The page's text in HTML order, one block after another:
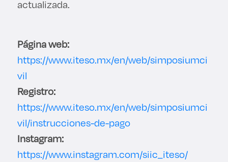
actualizada.
Página web:
https://www.iteso.mx/en/web/simposiumci
vil
Registro:
https://www.iteso.mx/en/web/simposiumci
vil/instrucciones-de-pago
Instagram:
https://www.instagram.com/siic_iteso/